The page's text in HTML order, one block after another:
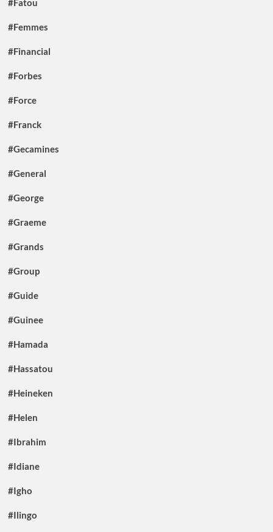
#Fatou
#Femmes
#Financial
#Forbes
#Force
#Franck
#Gecamines
#General
#George
#Graeme
#Grands
#Group
#Guide
#Guinee
#Hamada
#Hassatou
#Heineken
#Helen
#Ibrahim
#Idiane
#Igho
#Ilingo